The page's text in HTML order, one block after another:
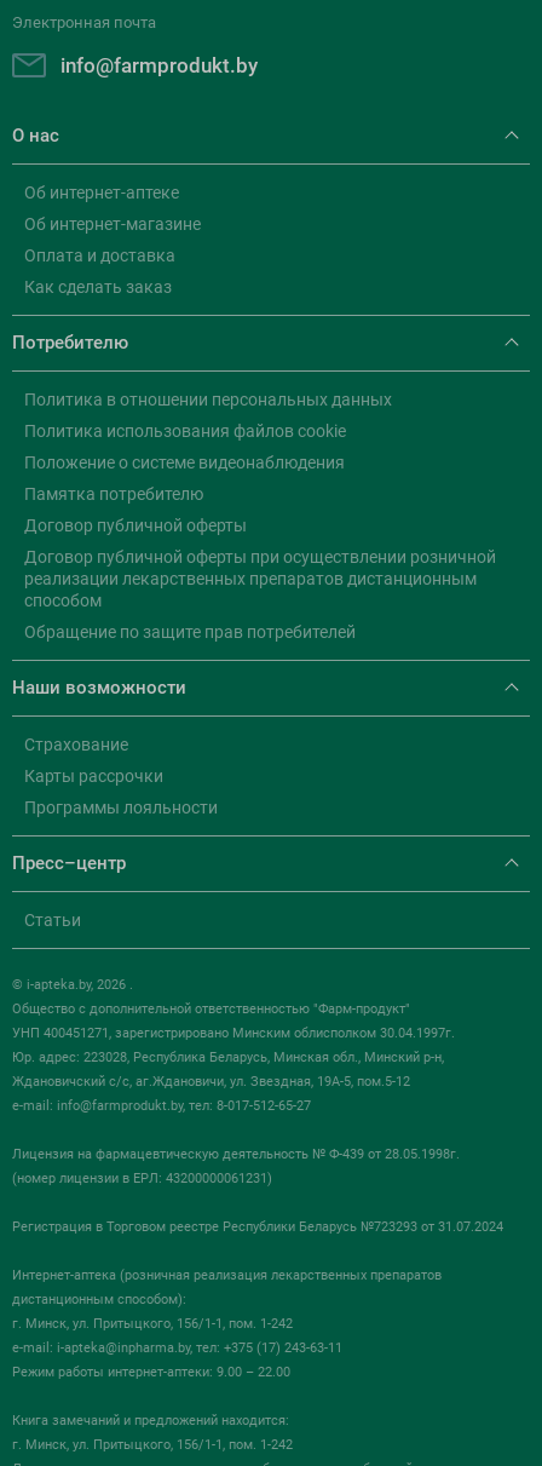
Электронная почта
info@farmprodukt.by
О нас
Об интернет-аптеке
Об интернет-магазине
Оплата и доставка
Как сделать заказ
Потребителю
Политика в отношении персональных данных
Политика использования файлов cookie
Положение о системе видеонаблюдения
Памятка потребителю
Договор публичной оферты
Договор публичной оферты при осуществлении розничной
реализации лекарственных препаратов дистанционным
способом
Обращение по защите прав потребителей
Наши возможности
Страхование
Карты рассрочки
Программы лояльности
Пресс–центр
Статьи
© i-apteka.by, 2026 .
Общество с дополнительной ответственностью "Фарм-продукт"
УНП 400451271, зарегистрировано Минским облисполком 30.04.1997г.
Юр. адрес: 223028, Республика Беларусь, Минская обл., Минский р-н,
Ждановичский с/с, аг.Ждановичи, ул. Звездная, 19А-5, пом.5-12
e-mail: info@farmprodukt.by, тел: 8-017-512-65-27
Лицензия на фармацевтическую деятельность № Ф-439 от 28.05.1998г.
(номер лицензии в ЕРЛ: 43200000061231)
Регистрация в Торговом реестре Республики Беларусь №723293 от 31.07.2024
Интернет-аптека (розничная реализация лекарственных препаратов
дистанционным способом):
г. Минск, ул. Притыцкого, 156/1-1, пом. 1-242
e-mail: i-apteka@inpharma.by, тел: +375 (17) 243-63-11
Режим работы интернет-аптеки: 9.00 – 22.00
Книга замечаний и предложений находится:
г. Минск, ул. Притыцкого, 156/1-1, пом. 1-242